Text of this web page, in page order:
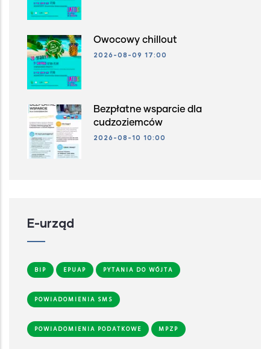
Owocowy chillout
2026-08-09 17:00
Bezpłatne wsparcie dla
cudzoziemców
2026-08-10 10:00
E-urząd
BIP EPUAP PYTANIA DO WÓJTA
POWIADOMIENIA SMS
POWIADOMIENIA PODATKOWE MPZP